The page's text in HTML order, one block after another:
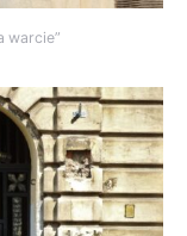
warcie”